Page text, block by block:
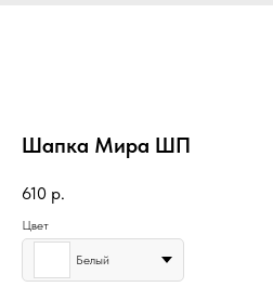
Шапка Мира ШП
610 р.
Цвет
Белый